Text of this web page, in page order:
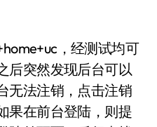
，经测试均可
后突然发现后台可以
无法注销，点击注销
果在前台登陆，则提